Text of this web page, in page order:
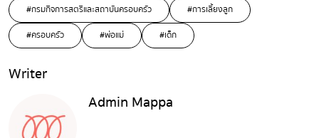
#กรมกิจการสตรีและสถาบันครอบครัว
#การเลี้ยงลูก
#ครอบครัว
#พ่อแม่ #เด็ก
Writer
Admin Mappa